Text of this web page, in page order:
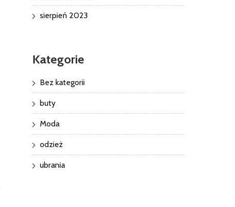
sierpień 2023
Kategorie
Bez kategorii
buty
Moda
odzież
ubrania